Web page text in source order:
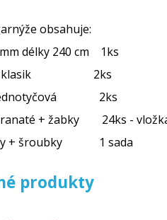
obsahuje:
délky 240 cm 1ks
klasik 2ks
jednotyčová 2ks
+ žabky 24ks -
+ šroubky 1 sada
produkty